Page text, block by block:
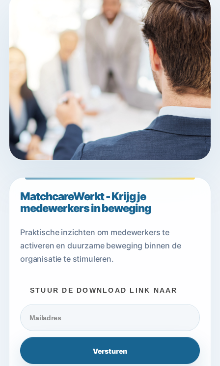
MatchcareWerkt - Krijg je
medewerkers in beweging
Praktische inzichten om medewerkers te
activeren en duurzame beweging binnen de
organisatie te stimuleren.
STUUR DE DOWNLOAD LINK NAAR